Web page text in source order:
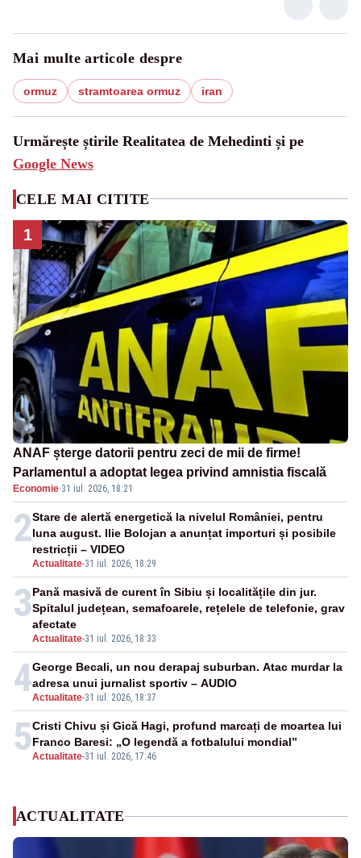
Mai multe articole despre
ormuz stramtoarea ormuz iran
Urmărește știrile Realitatea de Mehedinti și pe
Google News
CELE MAI CITITE
1
ANAF șterge datorii pentru zeci de mii de firme!
Parlamentul a adoptat legea privind amnistia fiscală
Economie·31 iul. 2026, 18:21
2
Actualitate-31 iul. 2026, 18:29
Stare de alertă energetică la nivelul României, pentru
luna august. Ilie Bolojan a anunțat importuri și posibile
restricții – VIDEO
3
Actualitate-31 iul. 2026, 18:33
Pană masivă de curent în Sibiu și localitățile din jur.
Spitalul județean, semafoarele, rețelele de telefonie, grav
afectate
4Actualitate-31 iul. 2026, 18:37
George Becali, un nou derapaj suburban. Atac murdar la
adresa unui jurnalist sportiv – AUDIO
5Actualitate-31 iul. 2026, 17:46
Cristi Chivu și Gică Hagi, profund marcați de moartea lui
Franco Baresi: „O legendă a fotbalului mondial”
ACTUALITATE